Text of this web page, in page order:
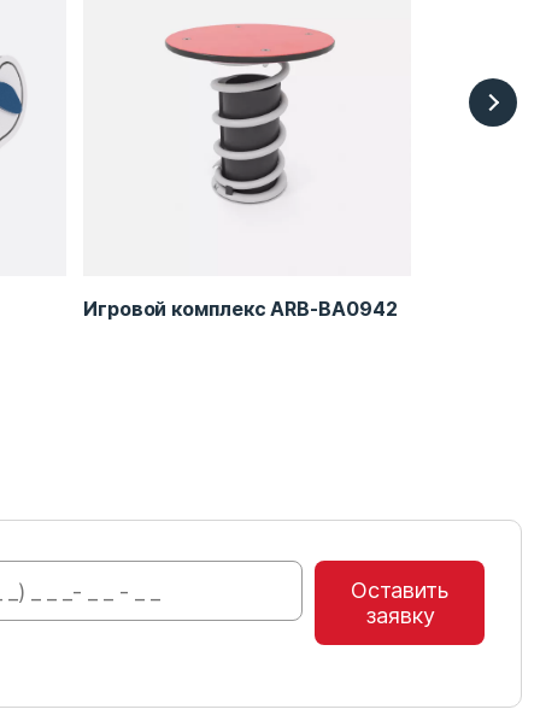
Игровой комплекс ARB-BA0942
Оставить
заявку